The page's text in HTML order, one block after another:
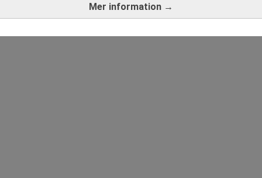
Mer information →